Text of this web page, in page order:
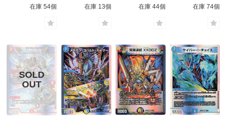
在庫 54個 在庫 13個 在庫 44個 在庫 74個